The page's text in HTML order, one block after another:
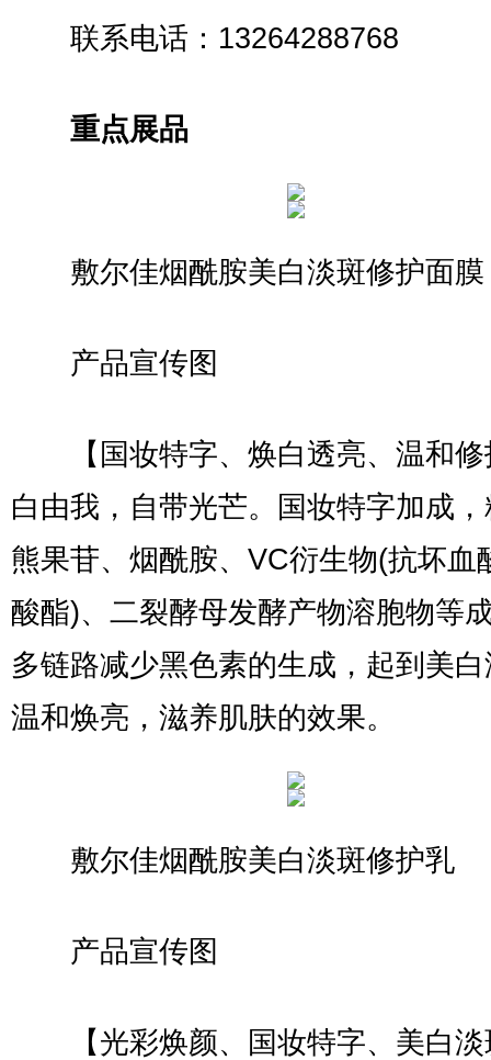
联系电话：13264288768
重点展品
敷尔佳烟酰胺美白淡斑修护面膜
产品宣传图
【国妆特字、焕白透亮、温和修
白由我，自带光芒。国妆特字加成
熊果苷、烟酰胺、VC衍生物(抗坏血
酸酯)、二裂酵母发酵产物溶胞物等
多链路减少黑色素的生成，起到美
温和焕亮，滋养肌肤的效果。
敷尔佳烟酰胺美白淡斑修护乳
产品宣传图
【光彩焕颜、国妆特字、美白淡